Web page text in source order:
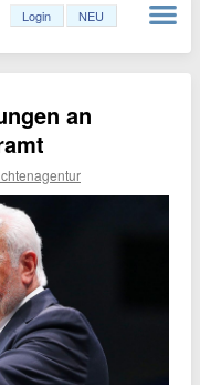
Login NEU
an